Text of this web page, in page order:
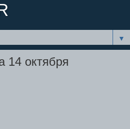
▼
14 октября